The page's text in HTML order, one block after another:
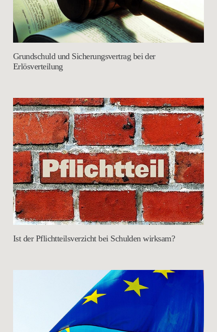
Grundschuld und Sicherungsvertrag bei der
Erlösverteilung
Ist der Pflichtteilsverzicht bei Schulden wirksam?